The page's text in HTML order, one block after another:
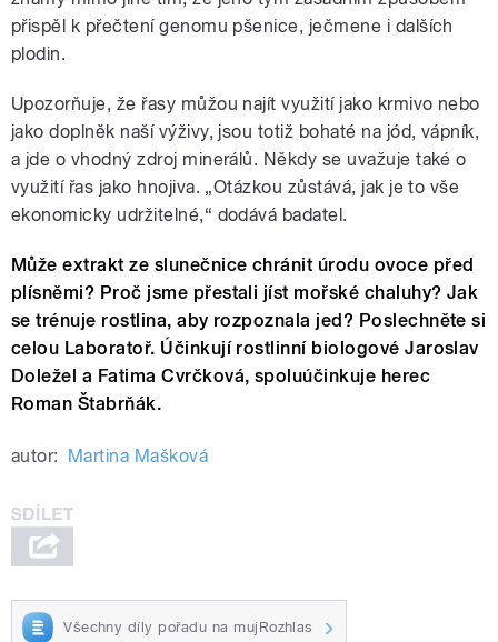
přispěl k přečtení genomu pšenice, ječmene i dalších
plodin.
Upozorňuje, že řasy můžou najít využití jako krmivo nebo
jako doplněk naší výživy, jsou totiž bohaté na jód, vápník,
a jde o vhodný zdroj minerálů. Někdy se uvažuje také o
využití řas jako hnojiva. „Otázkou zůstává, jak je to vše
ekonomicky udržitelné,“ dodává badatel.
Může extrakt ze slunečnice chránit úrodu ovoce před
plísněmi? Proč jsme přestali jíst mořské chaluhy? Jak
se trénuje rostlina, aby rozpoznala jed? Poslechněte si
celou Laboratoř. Účinkují rostlinní biologové Jaroslav
Doležel a Fatima Cvrčková, spoluúčinkuje herec
Roman Štabrňák.
autor: Martina Mašková
Všechny díly pořadu na mujRozhlas